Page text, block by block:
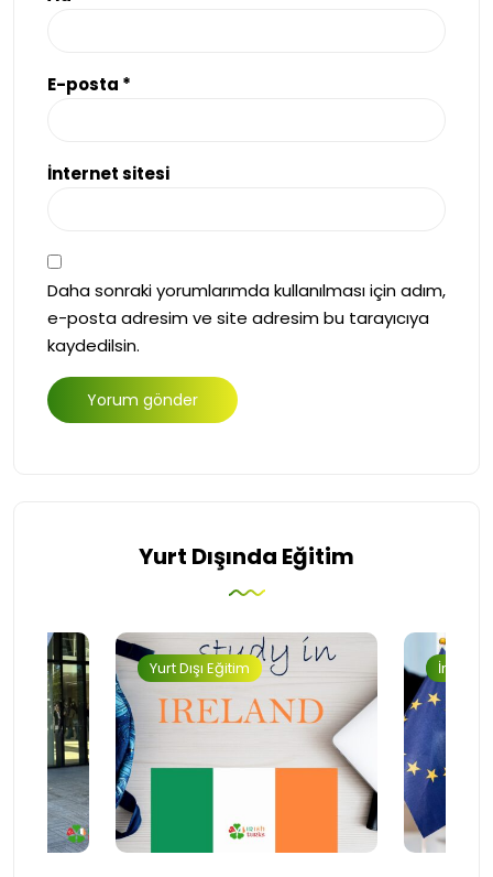
E-posta *
İnternet sitesi
Daha sonraki yorumlarımda kullanılması için adım,
e-posta adresim ve site adresim bu tarayıcıya
kaydedilsin.
Yurt Dışında Eğitim
Yurt Dışı Eğitim